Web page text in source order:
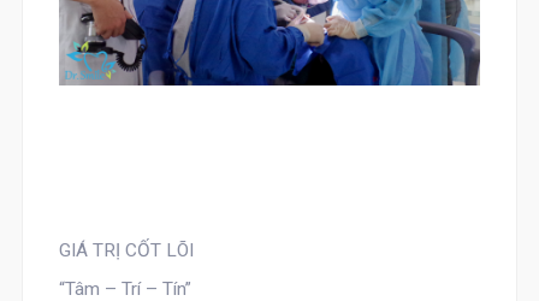
GIÁ TRỊ CỐT LÕI
“Tâm – Trí – Tín”